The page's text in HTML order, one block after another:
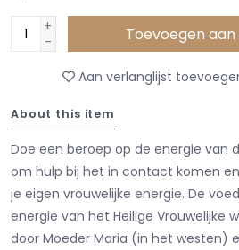
+
-
Toevoegen
Aan verlanglijst
About this item
Doe een beroep op de energie van
om hulp bij het in contact komen
je eigen vrouwelijke energie. De
energie van het Heilige Vrouwelijke
door Moeder Maria (in het westen)